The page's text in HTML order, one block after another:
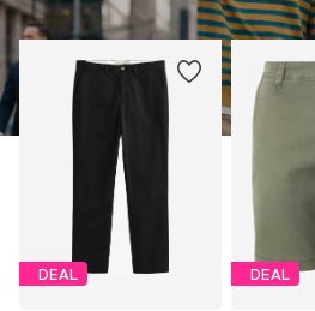
DEAL DEAL